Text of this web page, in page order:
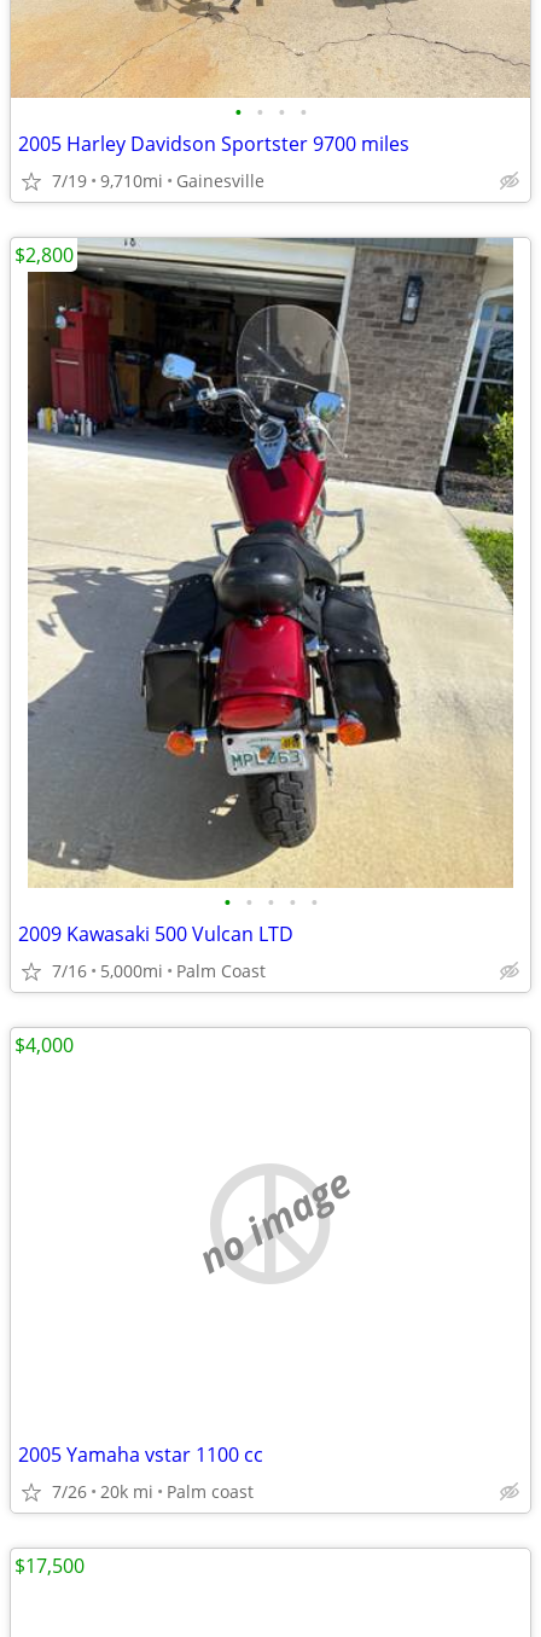
• • • •
2005 Harley Davidson Sportster 9700 miles
7/19 9,710mi Gainesville
• • • • •
2009 Kawasaki 500 Vulcan LTD
7/16 5,000mi Palm Coast
$2,800
no image
2005 Yamaha vstar 1100 cc
7/26 20k mi Palm coast
$4,000
$17,500